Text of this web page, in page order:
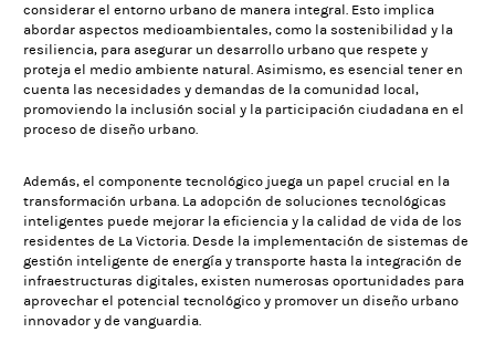
considerar el entorno urbano de manera integral. Esto implica
abordar aspectos medioambientales, como la sostenibilidad y la
resiliencia, para asegurar un desarrollo urbano que respete y
proteja el medio ambiente natural. Asimismo, es esencial tener en
cuenta las necesidades y demandas de la comunidad local,
promoviendo la inclusión social y la participación ciudadana en el
proceso de diseño urbano.
Además, el componente tecnológico juega un papel crucial en la
transformación urbana. La adopción de soluciones tecnológicas
inteligentes puede mejorar la eficiencia y la calidad de vida de los
residentes de La Victoria. Desde la implementación de sistemas de
gestión inteligente de energía y transporte hasta la integración de
infraestructuras digitales, existen numerosas oportunidades para
aprovechar el potencial tecnológico y promover un diseño urbano
innovador y de vanguardia.